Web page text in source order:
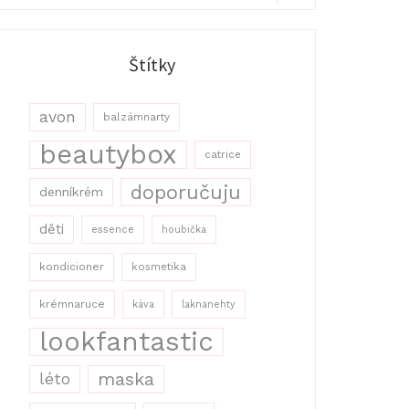
Štítky
avon balzámnarty
beautybox catrice
denníkrém doporučuju
děti essence houbička
kondicioner kosmetika
krémnaruce káva laknanehty
lookfantastic
léto maska